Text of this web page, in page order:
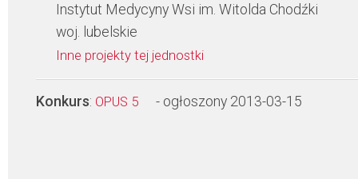
Instytut Medycyny Wsi im. Witolda Chodźki
woj. lubelskie
Inne projekty tej jednostki
Konkurs: OPUS 5 - ogłoszony 2013-03-15